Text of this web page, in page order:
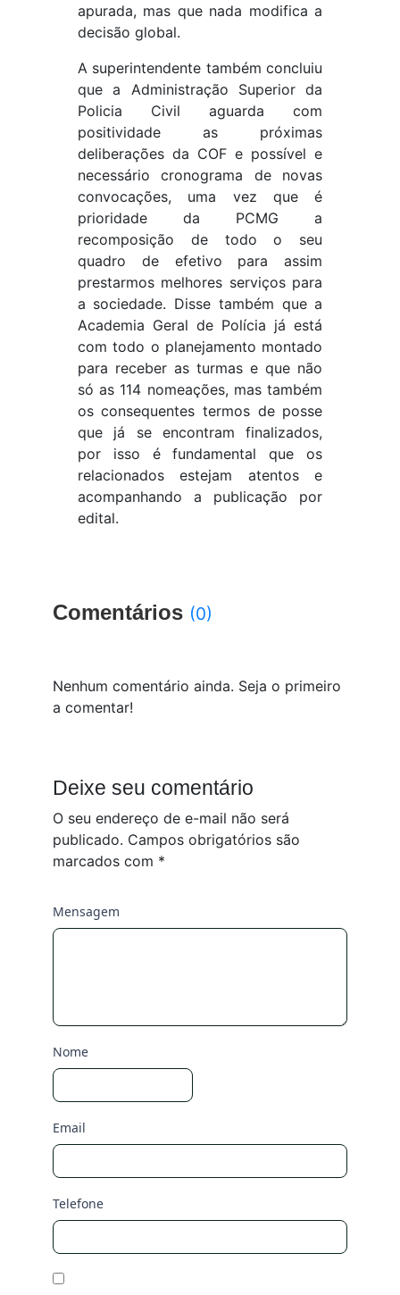
apurada, mas que nada modifica a
decisão global.
A superintendente também concluiu
que a Administração Superior da
Policia Civil aguarda com
positividade as próximas
deliberações da COF e possível e
necessário cronograma de novas
convocações, uma vez que é
prioridade da PCMG a
recomposição de todo o seu
quadro de efetivo para assim
prestarmos melhores serviços para
a sociedade. Disse também que a
Academia Geral de Polícia já está
com todo o planejamento montado
para receber as turmas e que não
só as 114 nomeações, mas também
os consequentes termos de posse
que já se encontram finalizados,
por isso é fundamental que os
relacionados estejam atentos e
acompanhando a publicação por
edital.
Comentários (0)
Nenhum comentário ainda. Seja o primeiro
a comentar!
Deixe seu comentário
O seu endereço de e-mail não será
publicado. Campos obrigatórios são
marcados com *
Mensagem
Nome
Email
Telefone